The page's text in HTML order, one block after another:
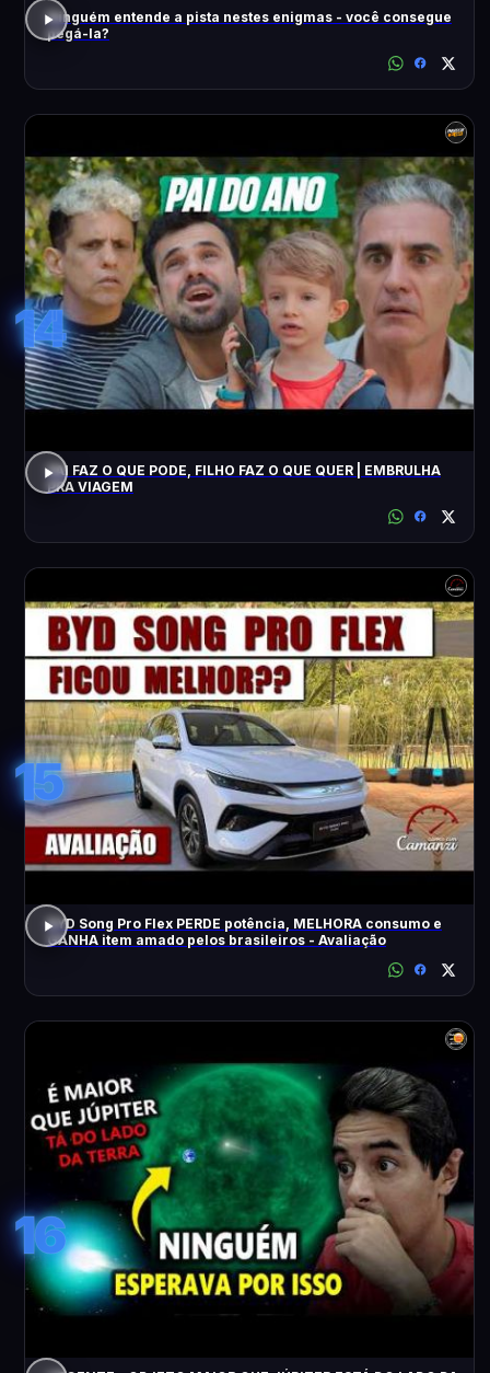
Ninguém entende a pista nestes enigmas - você consegue
pegá-la?
14
PAI FAZ O QUE PODE, FILHO FAZ O QUE QUER | EMBRULHA
PRA VIAGEM
15
BYD Song Pro Flex PERDE potência, MELHORA consumo e
GANHA item amado pelos brasileiros - Avaliação
16